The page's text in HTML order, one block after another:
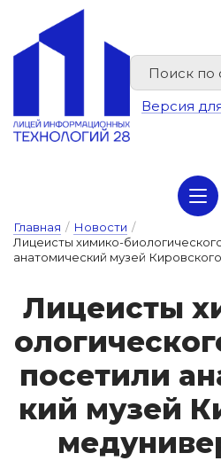
Версия
Главная / Новости /
Лицеисты химико-
анатомический музей
Ли­це­ис­ты
по­се­ти­ли
кий му­зей